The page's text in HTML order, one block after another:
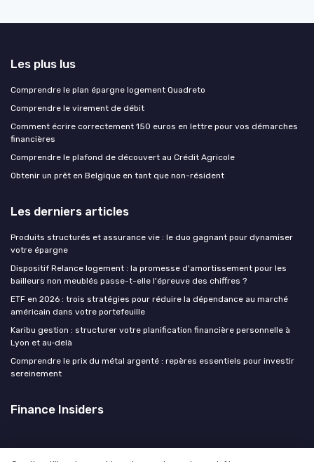
Les plus lus
Comprendre le plan épargne logement Quadreto
Comprendre le virement de débit
Comment écrire correctement 150 euros en lettre pour vos démarches
financières
Comprendre le plafond de découvert au Crédit Agricole
Obtenir un prêt en Belgique en tant que non-résident
Les derniers articles
Produits structurés et assurance vie : le duo gagnant pour dynamiser
votre épargne
Dispositif Relance logement : la promesse d'amortissement pour les
bailleurs non meublés passe-t-elle l'épreuve des chiffres ?
ETF en 2026 : trois stratégies pour réduire la dépendance au marché
américain dans votre portefeuille
Karibu gestion : structurer votre planification financière personnelle à
Lyon et au‑delà
Comprendre le prix du métal argenté : repères essentiels pour investir
sereinement
Finance Insiders